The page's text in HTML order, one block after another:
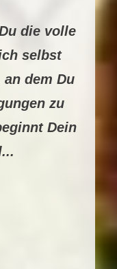
die volle
selbst
dem Du
zu
Dein